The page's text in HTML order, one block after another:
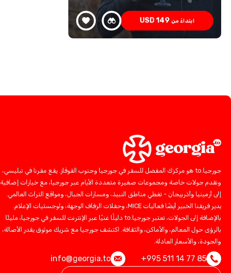
ابتداءً من USD 149
جورجيا.to هو مركزك المفضل للسفر في جورجيا وجنوب القوقاز. يقع مقرنا في تبليسي،
ونقدم جولات خاصة ومجموعات صغيرة متعددة الأيام عبر جورجيا، مع خيارات إضافية
إلى أرمينيا وأذربيجان - تغطي مناطق النبيذ، ومسارات الجبال، ومواقع التراث العالمي.
يدير فريقنا الخبير أيضًا فعاليات MICE، وحفلات الزفاف الوجهة، ولوجستيات الإعلام.
بالإضافة إلى الجولات، تعتبر جورجيا.to دليلًا غنيًا عبر الإنترنت للسفر في جورجيا، مليئًا
بالرؤى حول المعالم، والأماكن، والثقافة. اكتشف جورجيا مع شريك موثوق يقدر الأصالة،
والجودة، والأسعار العادلة.
+995 511 14 77 85
info@georgia.to